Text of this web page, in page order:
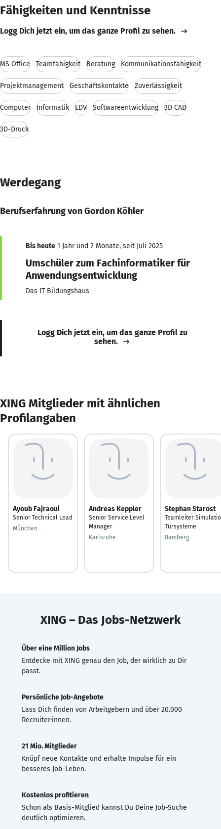
Fähigkeiten und Kenntnisse
Logg Dich jetzt ein, um das ganze Profil zu sehen.
MS Office Teamfähigkeit Beratung Kommunikationsfähigkeit
Projektmanagement Geschäftskontakte Zuverlässigkeit
Computer Informatik EDV Softwareentwicklung 3D CAD
3D-Druck
Werdegang
Berufserfahrung von Gordon Köhler
Bis heute 1 Jahr und 2 Monate, seit Juli 2025
Umschüler zum Fachinformatiker für
Anwendungsentwicklung
Das IT Bildungshaus
Logg Dich jetzt ein, um das ganze Profil zu
sehen.
XING Mitglieder mit ähnlichen
Profilangaben
Ayoub Fajraoui
Senior Technical Lead
München
Andreas Keppler
Senior Service Level
Manager
Karlsruhe
Stephan Starost
Teamleiter
Türsysteme
Bamberg
XING – Das Jobs-Netzwerk
Über eine Million Jobs
Entdecke mit XING genau den Job, der wirklich zu Dir
passt.
Persönliche Job-Angebote
Lass Dich finden von Arbeitgebern und über 20.000
Recruiter·innen.
21 Mio. Mitglieder
Knüpf neue Kontakte und erhalte Impulse für ein
besseres Job-Leben.
Kostenlos profitieren
Schon als Basis-Mitglied kannst Du Deine Job-Suche
deutlich optimieren.